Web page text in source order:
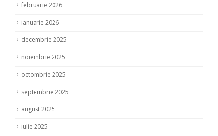
februarie 2026
ianuarie 2026
decembrie 2025
noiembrie 2025
octombrie 2025
septembrie 2025
august 2025
iulie 2025